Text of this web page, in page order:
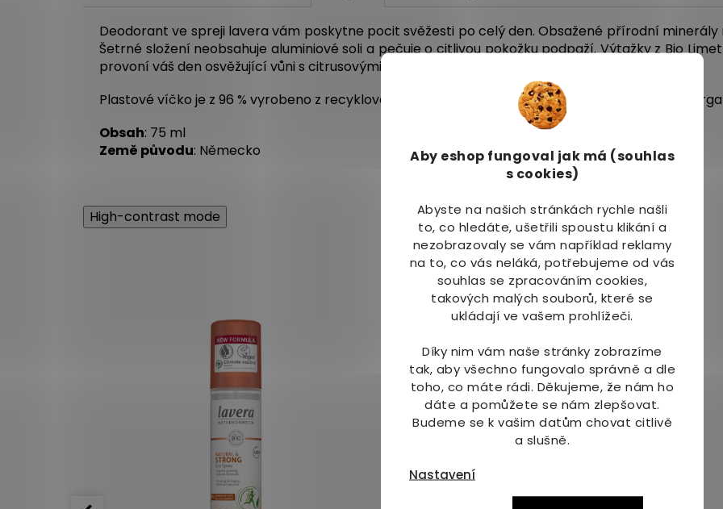
Aby eshop fungoval jak má (souhlas
s cookies)
Abyste na našich stránkách rychle našli
to, co hledáte, ušetřili spoustu klikání a
nezobrazovaly se vám například reklamy
na to, co vás neláká, potřebujeme od vás
souhlas se zpracováním cookies,
takových malých souborů, které se
ukládají ve vašem prohlížeči.
Díky nim vám naše stránky zobrazíme
tak, aby všechno fungovalo správně a dle
toho, co máte rádi. Děkujeme, že nám ho
dáte a pomůžete se nám zlepšovat.
Budeme se k vašim datům chovat citlivě
a slušně.
Nastavení
Deodorant ve spreji lavera vám poskytne pocit svěžesti po celý den. Obsažené přírodní
Šetrné složení neobsahuje aluminiové soli a pečuje o citlivou pokožku podpaží. Výtažky z Bio
provoní váš den osvěžující vůni s citrusovými tóny, která vás nabije energií.
Plastové víčko je z 96 % vyrobeno z recyklovaného materiálu a receptura deodorantu je 100%
Obsah: 75 ml
Země původu: Německo
High-contrast mode
Mohlo by Vás zajímat